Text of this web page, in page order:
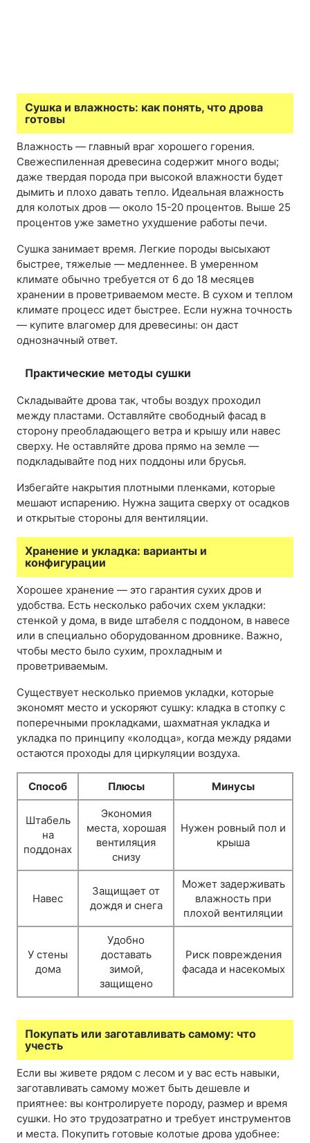
Сушка и влажность: как понять, что дрова
готовы
Влажность — главный враг хорошего горения.
Свежеспиленная древесина содержит много воды;
даже твердая порода при высокой влажности будет
дымить и плохо давать тепло. Идеальная влажность
для колотых дров — около 15-20 процентов. Выше 25
процентов уже заметно ухудшение работы печи.
Сушка занимает время. Легкие породы высыхают
быстрее, тяжелые — медленнее. В умеренном
климате обычно требуется от 6 до 18 месяцев
хранении в проветриваемом месте. В сухом и теплом
климате процесс идет быстрее. Если нужна точность
— купите влагомер для древесины: он даст
однозначный ответ.
Практические методы сушки
Складывайте дрова так, чтобы воздух проходил
между пластами. Оставляйте свободный фасад в
сторону преобладающего ветра и крышу или навес
сверху. Не оставляйте дрова прямо на земле —
подкладывайте под них поддоны или брусья.
Избегайте накрытия плотными пленками, которые
мешают испарению. Нужна защита сверху от осадков
и открытые стороны для вентиляции.
Хранение и укладка: варианты и
конфигурации
Хорошее хранение — это гарантия сухих дров и
удобства. Есть несколько рабочих схем укладки:
стенкой у дома, в виде штабеля с поддоном, в навесе
или в специально оборудованном дровнике. Важно,
чтобы место было сухим, прохладным и
проветриваемым.
Существует несколько приемов укладки, которые
экономят место и ускоряют сушку: кладка в стопку с
поперечными прокладками, шахматная укладка и
укладка по принципу «колодца», когда между рядами
остаются проходы для циркуляции воздуха.
Способ Плюсы Минусы
Штабель
на
поддонах
Экономия
места, хорошая
вентиляция
снизу
Нужен ровный пол и
крыша
Навес
Защищает от
дождя и снега
Может задерживать
влажность при
плохой вентиляции
У стены
дома
Удобно
доставать
зимой,
защищено
Риск повреждения
фасада и насекомых
Покупать или заготавливать самому: что
учесть
Если вы живете рядом с лесом и у вас есть навыки,
заготавливать самому может быть дешевле и
приятнее: вы контролируете породу, размер и время
сушки. Но это трудозатратно и требует инструментов
и места. Покупить готовые колотые дрова удобнее: